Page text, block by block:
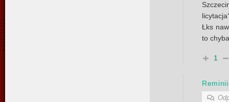
Łks
to
1